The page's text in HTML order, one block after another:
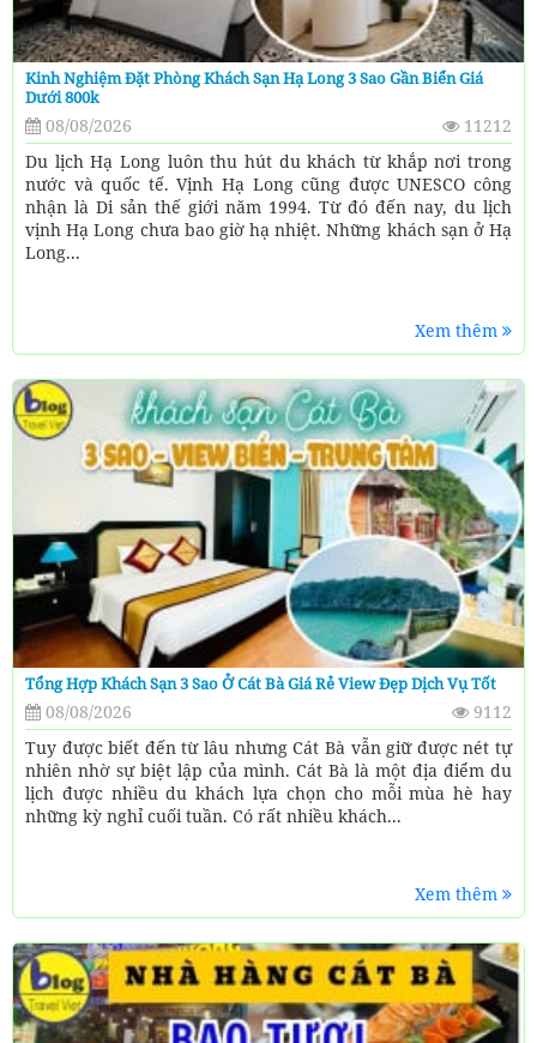
Kinh Nghiệm Đặt Phòng Khách Sạn Hạ Long 3 Sao Gần Biển Giá
Dưới 800k
08/08/2026
11212
Du lịch Hạ Long luôn thu hút du khách từ khắp nơi trong
nước và quốc tế. Vịnh Hạ Long cũng được UNESCO công
nhận là Di sản thế giới năm 1994. Từ đó đến nay, du lịch
vịnh Hạ Long chưa bao giờ hạ nhiệt. Những khách sạn ở Hạ
Long...
Xem thêm
Tổng Hợp Khách Sạn 3 Sao Ở Cát Bà Giá Rẻ View Đẹp Dịch Vụ Tốt
08/08/2026
9112
Tuy được biết đến từ lâu nhưng Cát Bà vẫn giữ được nét tự
nhiên nhờ sự biệt lập của mình. Cát Bà là một địa điểm du
lịch được nhiều du khách lựa chọn cho mỗi mùa hè hay
những kỳ nghỉ cuối tuần. Có rất nhiều khách...
Xem thêm